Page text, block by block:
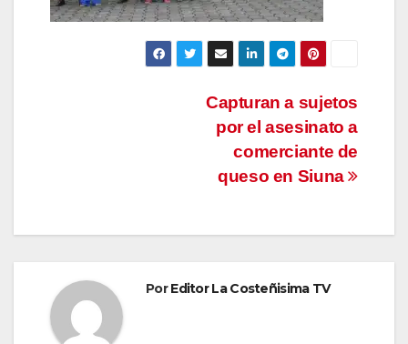
NavegaciónCapturan a sujetos
por el asesinato a
comerciante de
queso en Siuna
PorEditor La Costeñisima TV